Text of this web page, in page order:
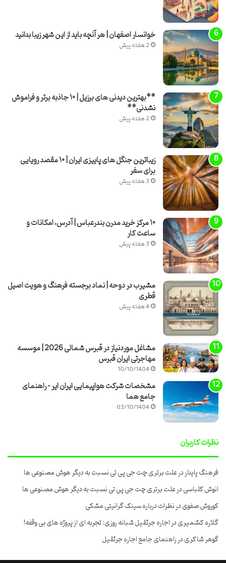
خوانسار اصفهان | هر آنچه باید از این شهر زیبا بدانید
2 هفته پیش
**بهترین دیدنی های برزیل | ۱۰ جاذبه برتر و فراموش
نشدنی**
2 هفته پیش
زیباترین جنگل های پاییزی ایران | ۱۰ مقصد رویایی
برای سفر
3 هفته پیش
۱۰ مرکز خرید مدرن بندرعباس | آدرس، امکانات و
ساعت کار
3 هفته پیش
مشیرب در دوحه | نماد برجسته فرهنگ و هویت اصیل
قطری
4 هفته پیش
مشاغل موردنیاز در قبرس شمالی 2026 | موسسه
مهاجرتی ایران قبرس
10/10/1404
مشخصات شرکت هواپیمایی ایران ایر – راهنمای
جامع هما
03/10/1404
نظرات کاربران
فرهنگ پایداردرعلت برتری چت جی پی تی نسبت به دیگر هوش مصنوعی ها
انوش کلباسیدرعلت برتری چت جی پی تی نسبت به دیگر هوش مصنوعی ها
کوروش صفویدرنظرات درباره سینک گرانیتی مشکی
گلاره کشمیریدراجاره جرثقیل شبانه روزی: تجربه ای از پروژه های بی وقفه!
گوهر شاکریدرراهنمای جامع اجاره جرثقیل